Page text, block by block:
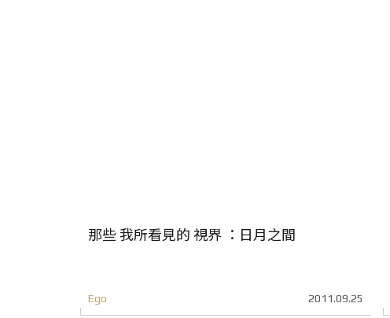
那些 我所看見的 視界 ：日月之間
Ego 2011.09.25